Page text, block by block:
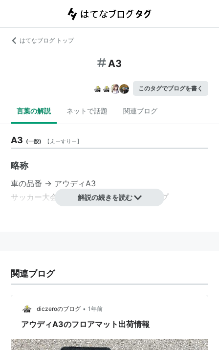
はてなブログ トップ
A3
このタグでブログを書く
言葉の解説 ネットで話題 関連ブログ
A3 (一般) 【 えーすりー】
略称
車の品番 → アウディA3
サッカー大会名 →A3 チャンピオンズカップ
ガンホー・オンライン・エンターテイメント社が運営す
るオンラインゲーム(MMORPG)。
R-18指定となっている。http://www.a3online.jp/
解説の続きを読む
関連ブログ
diczeroのブログ • 1年前
アウディA3のフロアマット出荷情報